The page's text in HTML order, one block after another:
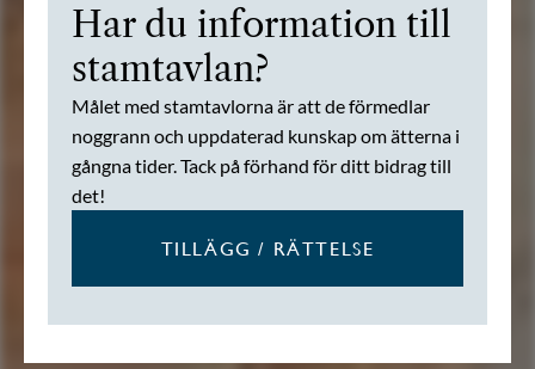
Har du information till
stamtavlan?
Målet med stamtavlorna är att de förmedlar
noggrann och uppdaterad kunskap om ätterna i
gångna tider. Tack på förhand för ditt bidrag till
det!
TILLÄGG / RÄTTELSE